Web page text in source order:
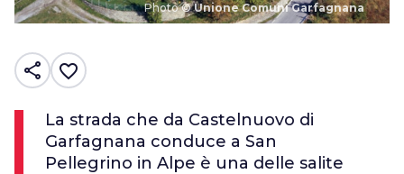
Photo ©Unione Comuni Garfagnana
share favorite_border
La strada che da Castelnuovo di
Garfagnana conduce a San
Pellegrino in Alpe è una delle salite